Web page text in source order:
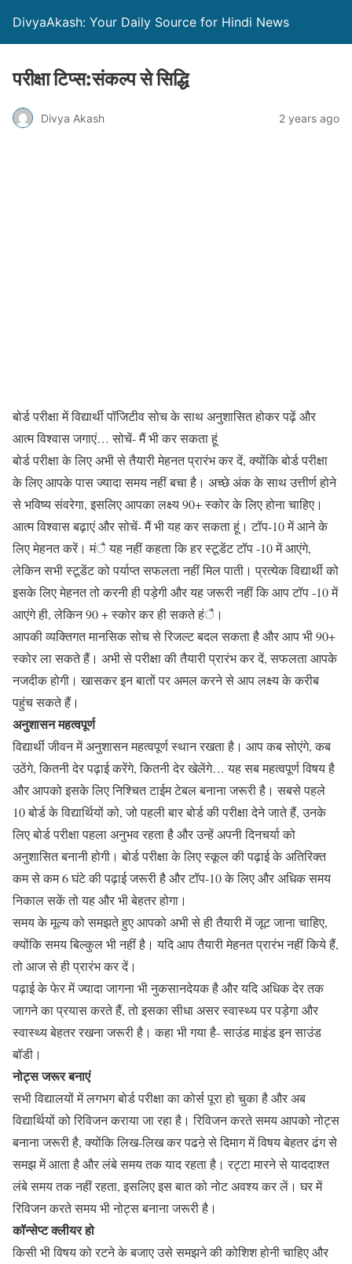
DivyaAkash: Your Daily Source for Hindi News
परीक्षा टिप्स:संकल्प से सिद्धि
Divya Akash 2 years ago
बोर्ड परीक्षा में विद्यार्थी पॉजिटीव सोच के साथ अनुशासित होकर पढ़ें और
आत्म विश्वास जगाएं… सोचें- मैं भी कर सकता हूं
बोर्ड परीक्षा के लिए अभी से तैयारी मेहनत प्रारंभ कर दें, क्योंकि बोर्ड परीक्षा
के लिए आपके पास ज्यादा समय नहीं बचा है। अच्छे अंक के साथ उत्तीर्ण होने
से भविष्य संवरेगा, इसलिए आपका लक्ष्य 90+ स्कोर के लिए होना चाहिए।
आत्म विश्वास बढ़ाएं और सोचें- मैं भी यह कर सकता हूं। टॉप-10 में आने के
लिए मेहनत करें। मंै यह नहीं कहता कि हर स्टूडेंट टॉप -10 में आएंगे,
लेकिन सभी स्टूडेंट को पर्याप्त सफलता नहीं मिल पाती। प्रत्येक विद्यार्थी को
इसके लिए मेहनत तो करनी ही पड़ेगी और यह जरूरी नहीं कि आप टॉप -10 में
आएंगे ही, लेकिन 90 + स्कोर कर ही सकते हंै।
आपकी व्यक्तिगत मानसिक सोच से रिजल्ट बदल सकता है और आप भी 90+
स्कोर ला सकते हैं। अभी से परीक्षा की तैयारी प्रारंभ कर दें, सफलता आपके
नजदीक होगी। खासकर इन बातों पर अमल करने से आप लक्ष्य के करीब
पहुंच सकते हैं।
अनुशासन महत्वपूर्ण
विद्यार्थी जीवन में अनुशासन महत्वपूर्ण स्थान रखता है। आप कब सोएंगे, कब
उठेंगे, कितनी देर पढ़ाई करेंगे, कितनी देर खेलेंगे… यह सब महत्वपूर्ण विषय है
और आपको इसके लिए निश्चित टाईम टेबल बनाना जरूरी है। सबसे पहले
10 बोर्ड के विद्यार्थियों को, जो पहली बार बोर्ड की परीक्षा देने जाते हैं, उनके
लिए बोर्ड परीक्षा पहला अनुभव रहता है और उन्हें अपनी दिनचर्या को
अनुशासित बनानी होगी। बोर्ड परीक्षा के लिए स्कूल की पढ़ाई के अतिरिक्त
कम से कम 6 घंटे की पढ़ाई जरूरी है और टॉप-10 के लिए और अधिक समय
निकाल सकें तो यह और भी बेहतर होगा।
समय के मूल्य को समझते हुए आपको अभी से ही तैयारी में जूट जाना चाहिए,
क्योंकि समय बिल्कुल भी नहीं है। यदि आप तैयारी मेहनत प्रारंभ नहीं किये हैं,
तो आज से ही प्रारंभ कर दें।
पढ़ाई के फेर में ज्यादा जागना भी नुकसानदेयक है और यदि अधिक देर तक
जागने का प्रयास करते हैं, तो इसका सीधा असर स्वास्थ्य पर पड़ेगा और
स्वास्थ्य बेहतर रखना जरूरी है। कहा भी गया है- साउंड माइंड इन साउंड
बॉडी।
नोट्स जरूर बनाएं
सभी विद्यालयों में लगभग बोर्ड परीक्षा का कोर्स पूरा हो चुका है और अब
विद्यार्थियों को रिविजन कराया जा रहा है। रिविजन करते समय आपको नोट्स
बनाना जरूरी है, क्योंकि लिख-लिख कर पढऩे से दिमाग में विषय बेहतर ढंग से
समझ में आता है और लंबे समय तक याद रहता है। रट्टा मारने से याददाश्त
लंबे समय तक नहीं रहता, इसलिए इस बात को नोट अवश्य कर लें। घर में
रिविजन करते समय भी नोट्स बनाना जरूरी है।
कॉन्सेप्ट क्लीयर हो
किसी भी विषय को रटने के बजाए उसे समझने की कोशिश होनी चाहिए और